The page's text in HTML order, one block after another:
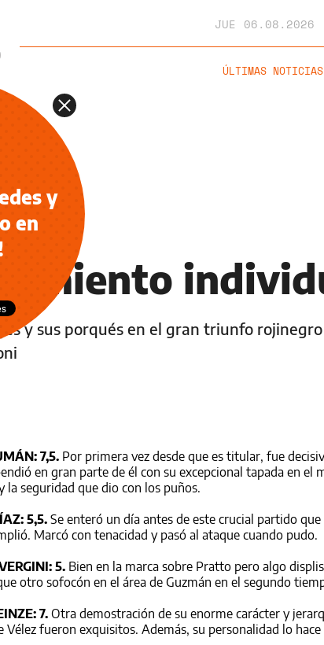
JUE 06.08.2026
ÚLTIMAS NOTICIAS
y sus porqués en el gran triunfo
7,5. Por primera vez desde que es titular, fue
en gran parte de él con su excepcional tapada en el
la seguridad que dio con los puños.
5,5. Se enteró un día antes de este crucial partido
Marcó con tenacidad y pasó al ataque cuando pudo.
5. Bien en la marca sobre Pratto pero algo
otro sofocón en el área de Guzmán en el segundo
7. Otra demostración de su enorme carácter y
Vélez fueron exquisitos. Además, su personalidad lo
y
en